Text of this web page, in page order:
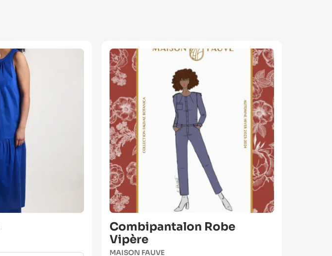
Combipantalon Robe
Vipère
MAISON FAUVE